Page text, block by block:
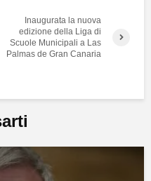
Inaugurata la nuova
edizione della Liga di
Scuole Municipali a Las
Palmas de Gran Canaria